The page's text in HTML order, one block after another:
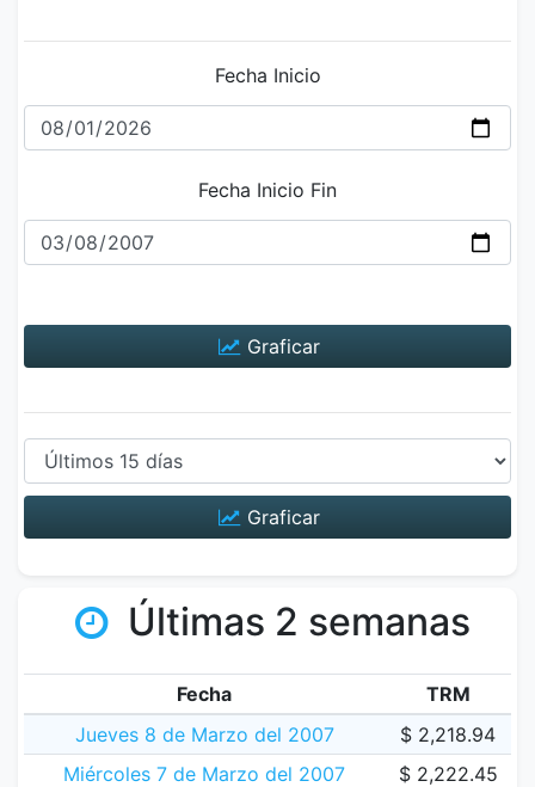
Fecha Inicio
Fecha Inicio Fin
Graficar
Graficar
Últimas 2 semanas
Fecha
TRM
Jueves 8 de Marzo del 2007
$ 2,218.94
Miércoles 7 de Marzo del 2007
$ 2,222.45